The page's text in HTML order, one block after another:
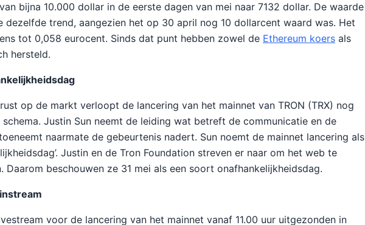
bijna 10.000 dollar in de eerste dagen van mei naar 7132 dollar. De waarde
dezelfde trend, aangezien het op 30 april nog 10 dollarcent waard was. Het
tot 0,058 eurocent. Sinds dat punt hebben zowel de Ethereum koers als
hersteld.
op de markt verloopt de lancering van het mainnet van TRON (TRX) nog
schema. Justin Sun neemt de leiding wat betreft de communicatie en de
naarmate de gebeurtenis nadert. Sun noemt de mainnet lancering als
Justin en de Tron Foundation streven er naar om het web te
Daarom beschouwen ze 31 mei als een soort onafhankelijkheidsdag.
voor de lancering van het mainnet vanaf 11.00 uur uitgezonden in